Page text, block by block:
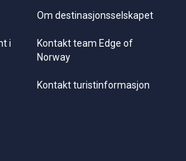
i
Om destinasjonsselskapet
Kontakt team Edge of
Norway
Kontakt turistinformasjon